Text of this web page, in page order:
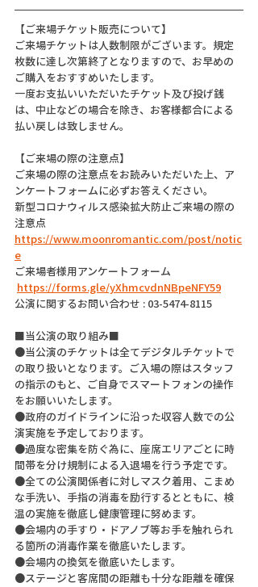
【ご来場チケット販売について】
ご来場チケットは人数制限がございます。規定
枚数に達し次第終了となりますので、お早めの
ご購入をおすすめいたします。
一度お支払いいただいたチケット及び投げ銭
は、中止などの場合を除き、お客様都合による
払い戻しは致しません。
【ご来場の際の注意点】
ご来場の際の注意点をお読みいただいた上、ア
ンケートフォームに必ずお答えください。
新型コロナウィルス感染拡大防止ご来場の際の
注意点
https://www.moonromantic.com/post/notic
e
ご来場者様用アンケートフォーム
https://forms.gle/yXhmcvdnNBpeNFY59
公演に関するお問い合わせ : 03-5474-8115
■当公演の取り組み■
●当公演のチケットは全てデジタルチケットで
の取り扱いとなります。ご入場の際はスタッフ
の指示のもと、ご自身でスマートフォンの操作
をお願いいたします。
●政府のガイドラインに沿った収容人数での公
演実施を予定しております。
●過度な密集を防ぐ為に、座席エリアごとに時
間帯を分け規制による入退場を行う予定です。
●全ての公演関係者に対しマスク着用、こまめ
な手洗い、手指の消毒を励行するとともに、検
温の実施を徹底し健康管理に努めます。
●会場内の手すり・ドアノブ等お手を触れられ
る箇所の消毒作業を徹底いたします。
●会場内の換気を徹底いたします。
●ステージと客席間の距離も十分な距離を確保